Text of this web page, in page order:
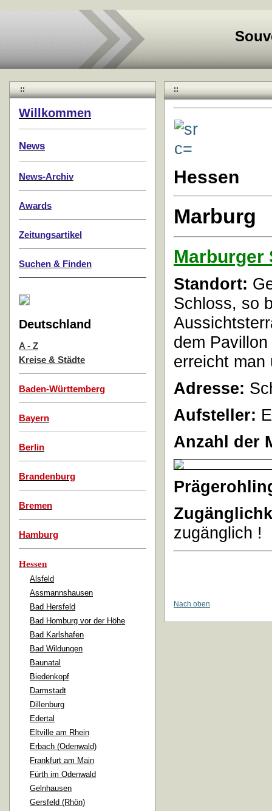
::
Willkommen
News
News-Archiv
Awards
Zeitungsartikel
Suchen & Finden
Deutschland
A - Z
Kreise & Städte
Baden-Württemberg
Bayern
Berlin
Brandenburg
Bremen
Hamburg
Hessen
Alsfeld
Assmannshausen
Bad Hersfeld
Bad Homburg vor der Höhe
Bad Karlshafen
Bad Wildungen
Baunatal
Biedenkopf
Darmstadt
Dillenburg
Edertal
Eltville am Rhein
Erbach (Odenwald)
Frankfurt am Main
Fürth im Odenwald
Gelnhausen
Gersfeld (Rhön)
::
Hessen
Marburg
Marburger
Standort:
Schloss, so
dem
erreicht man
Adresse:
Aufsteller:
Anzahl der
zugänglich !
Nach oben